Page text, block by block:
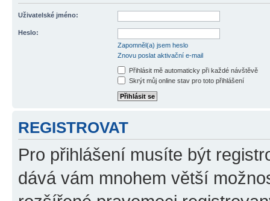
Uživatelské jméno:
Heslo:
Zapomněl(a) jsem heslo
Znovu poslat aktivační e-mail
Přihlásit mě automaticky při každé návštěvě
Skrýt můj online stav pro toto přihlášení
REGISTROVAT
Pro přihlášení musíte být
dává vám mnohem větší